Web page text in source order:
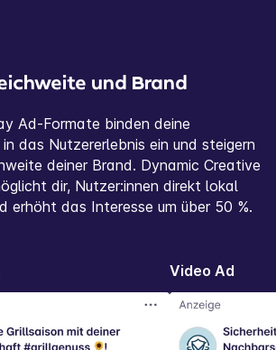
und Brand
Ad-Formate binden deine
das Nutzererlebnis ein und steigern
deiner Brand. Dynamic Creative
dir, Nutzer:innen direkt lokal
erhöht das Interesse um über 50 %.
Video Ad